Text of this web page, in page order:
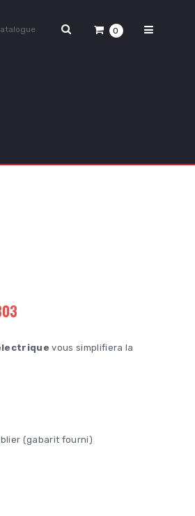
0
vous simplifiera la
(gabarit fourni)